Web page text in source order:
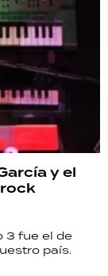
y el
3 fue el de
país.